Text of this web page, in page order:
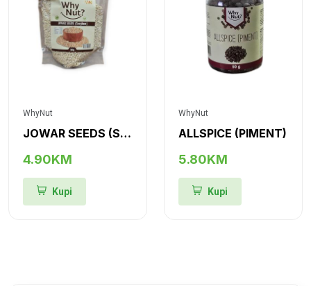
WhyNut
JOWAR SEEDS (SIRAK ZRNO)
4.90KM
Kupi
WhyNut
ALLSPICE (PIMENT)
5.80KM
Kupi